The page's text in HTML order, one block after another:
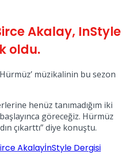
Akalay, InStyle
oldu.
Hürmüz’ müzikalinin bu sezon
henüz tanımadığım iki
göreceğiz. Hürmüz
çıkarttı” diye konuştu.
AkalayİnStyle Dergisi